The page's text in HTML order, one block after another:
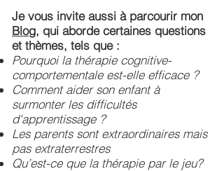
Je vous invite aussi à parcourir mon
Blog, qui aborde certaines questions
et thèmes, tels que :
Pourquoi la thérapie cognitive-
comportementale est-elle efficace ?
Comment aider son enfant à
surmonter les difficultés
d'apprentissage ?
Les parents sont extraordinaires mais
pas extraterrestres
Qu’est-ce que la thérapie par le jeu?